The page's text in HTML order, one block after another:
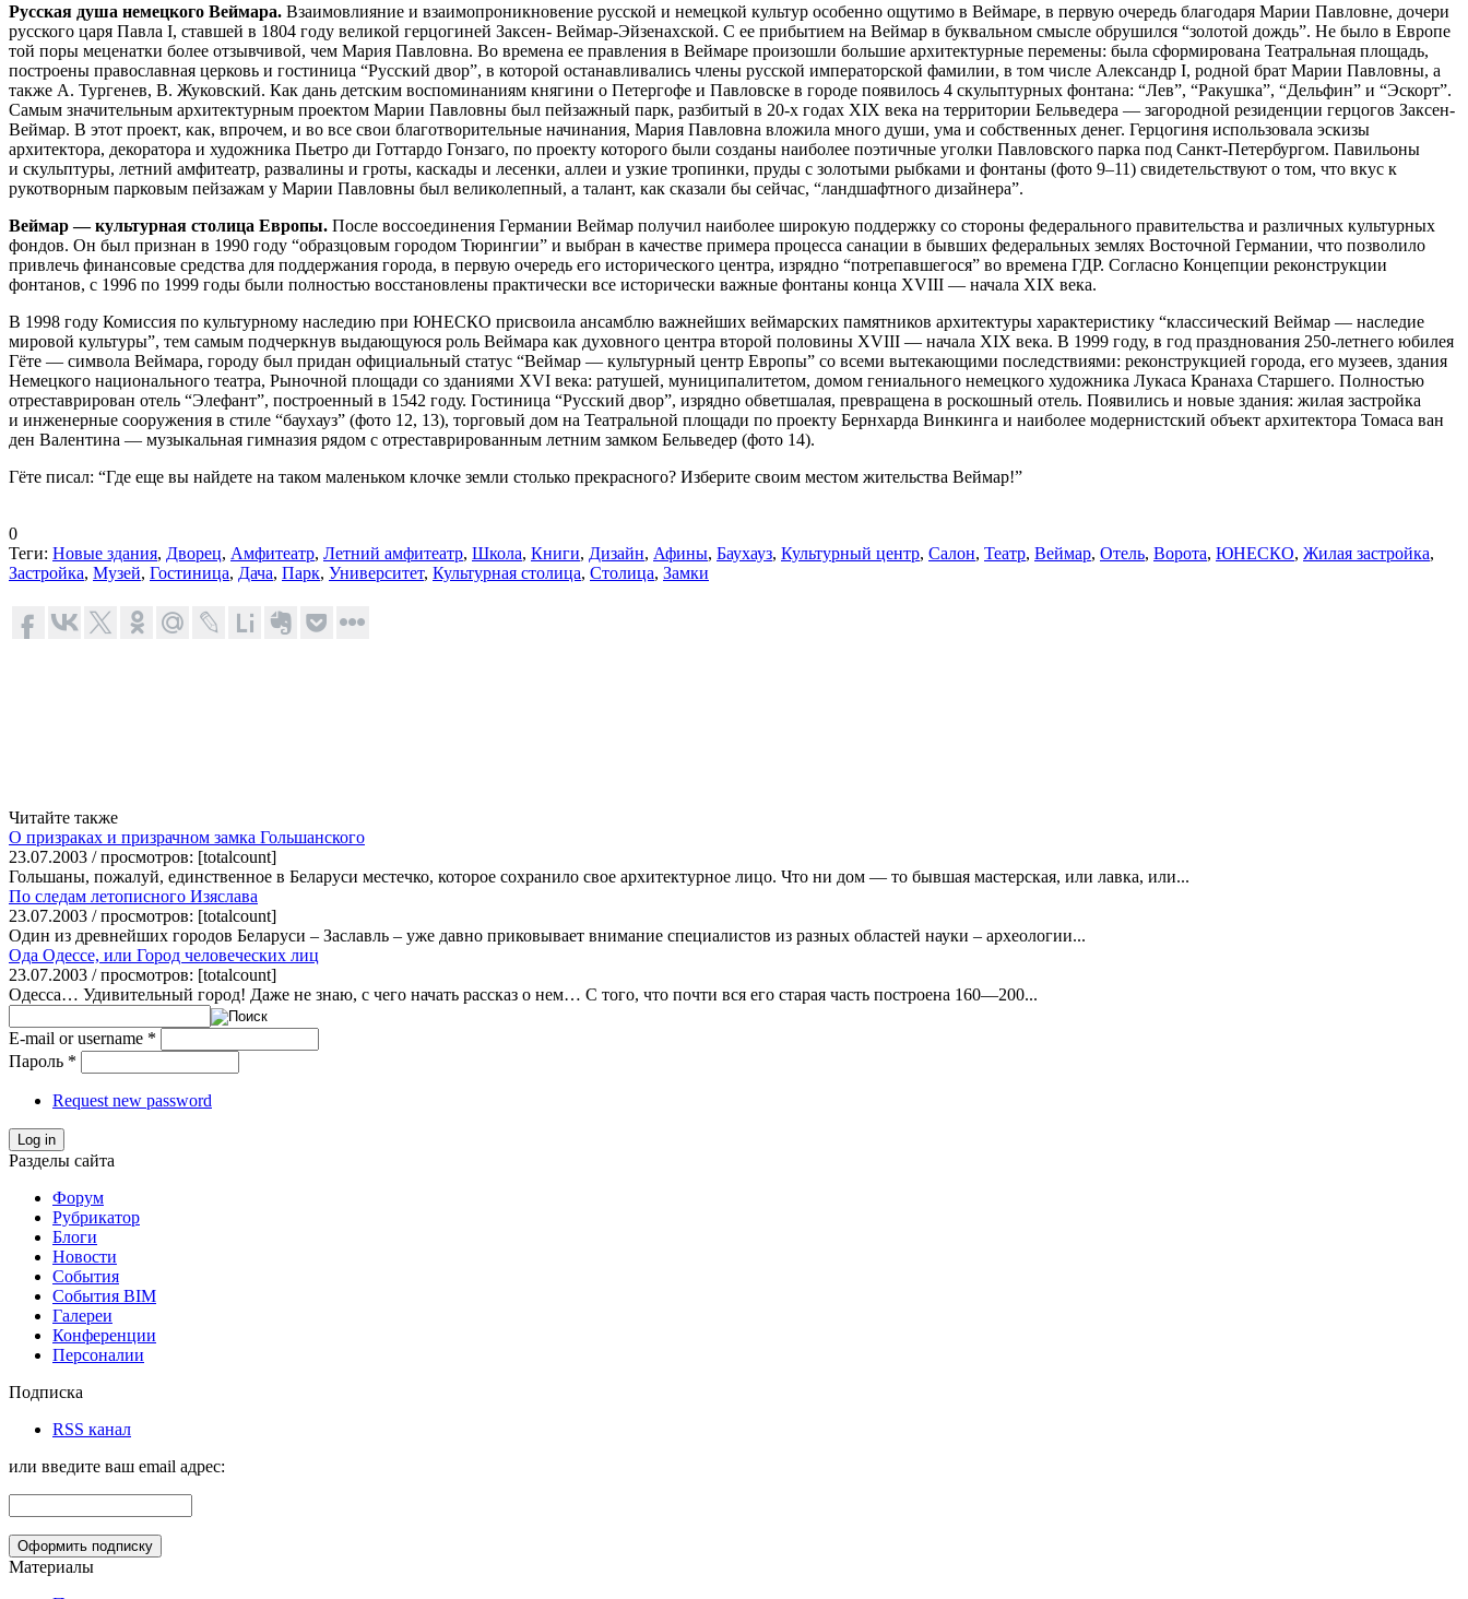
Русская душа немецкого Веймара. Взаимовлияние и взаимопроникновение русской и немецкой культур особенно ощутимо в Веймаре, в первую очередь благодаря Марии Павловне, дочери
русского царя Павла I, ставшей в 1804 году великой герцогиней Заксен- Веймар-Эйзенахской. С ее прибытием на Веймар в буквальном смысле обрушился “золотой дождь”. Не было в Европе
той поры меценатки более отзывчивой, чем Мария Павловна. Во времена ее правления в Веймаре произошли большие архитектурные перемены: была сформирована Театральная площадь,
построены православная церковь и гостиница “Русский двор”, в которой останавливались члены русской императорской фамилии, в том числе Александр I, родной брат Марии Павловны, а
также А. Тургенев, В. Жуковский. Как дань детским воспоминаниям княгини о Петергофе и Павловске в городе появилось 4 скульптурных фонтана: “Лев”, “Ракушка”, “Дельфин” и “Эскорт”.
Самым значительным архитектурным проектом Марии Павловны был пейзажный парк, разбитый в 20-х годах XIX века на территории Бельведера — загородной резиденции герцогов Заксен-
Веймар. В этот проект, как, впрочем, и во все свои благотворительные начинания, Мария Павловна вложила много души, ума и собственных денег. Герцогиня использовала эскизы
архитектора, декоратора и художника Пьетро ди Готтардо Гонзаго, по проекту которого были созданы наиболее поэтичные уголки Павловского парка под Санкт-Петербургом. Павильоны
и скульптуры, летний амфитеатр, развалины и гроты, каскады и лесенки, аллеи и узкие тропинки, пруды с золотыми рыбками и фонтаны (фото 9–11) свидетельствуют о том, что вкус к
рукотворным парковым пейзажам у Марии Павловны был великолепный, а талант, как сказали бы сейчас, “ландшафтного дизайнера”.
Веймар — культурная столица Европы. После воссоединения Германии Веймар получил наиболее широкую поддержку со стороны федерального правительства и различных культурных
фондов. Он был признан в 1990 году “образцовым городом Тюрингии” и выбран в качестве примера процесса санации в бывших федеральных землях Восточной Германии, что позволило
привлечь финансовые средства для поддержания города, в первую очередь его исторического центра, изрядно “потрепавшегося” во времена ГДР. Согласно Концепции реконструкции
фонтанов, с 1996 по 1999 годы были полностью восстановлены практически все исторически важные фонтаны конца XVIII — начала XIX века.
В 1998 году Комиссия по культурному наследию при ЮНЕСКО присвоила ансамблю важнейших веймарских памятников архитектуры характеристику “классический Веймар — наследие
мировой культуры”, тем самым подчеркнув выдающуюся роль Веймара как духовного центра второй половины XVIII — начала XIX века. В 1999 году, в год празднования 250-летнего юбилея
Гёте — символа Веймара, городу был придан официальный статус “Веймар — культурный центр Европы” со всеми вытекающими последствиями: реконструкцией города, его музеев, здания
Немецкого национального театра, Рыночной площади со зданиями XVI века: ратушей, муниципалитетом, домом гениального немецкого художника Лукаса Кранаха Старшего. Полностью
отреставрирован отель “Элефант”, построенный в 1542 году. Гостиница “Русский двор”, изрядно обветшалая, превращена в роскошный отель. Появились и новые здания: жилая застройка
и инженерные сооружения в стиле “баухауз” (фото 12, 13), торговый дом на Театральной площади по проекту Бернхарда Винкинга и наиболее модернистский объект архитектора Томаса ван
ден Валентина — музыкальная гимназия рядом с отреставрированным летним замком Бельведер (фото 14).
Гёте писал: “Где еще вы найдете на таком маленьком клочке земли столько прекрасного? Изберите своим местом жительства Веймар!”
0
Теги: Новые здания, Дворец, Амфитеатр, Летний амфитеатр, Школа, Книги, Дизайн, Афины, Баухауз, Культурный центр, Салон, Театр, Веймар, Отель, Ворота, ЮНЕСКО, Жилая застройка,
Застройка, Музей, Гостиница, Дача, Парк, Университет, Культурная столица, Столица, Замки
Читайте также
О призраках и призрачном замка Гольшанского
23.07.2003 / просмотров: [totalcount]
Гольшаны, пожалуй, единственное в Беларуси местечко, которое сохранило свое архитектурное лицо. Что ни дом — то бывшая мастерская, или лавка, или...
По следам летописного Изяслава
23.07.2003 / просмотров: [totalcount]
Один из древнейших городов Беларуси – Заславль – уже давно приковывает внимание специалистов из разных областей науки – археологии...
Ода Одессе, или Город человеческих лиц
23.07.2003 / просмотров: [totalcount]
Одесса… Удивительный город! Даже не знаю, с чего начать рассказ о нем… С того, что почти вся его старая часть построена 160—200...
E-mail or username *
Пароль *
Request new password
Log in
Разделы сайта
Форум
Рубрикатор
Блоги
Новости
События
События BIM
Галереи
Конференции
Персоналии
Подписка
RSS канал
или введите ваш email адрес:
Материалы